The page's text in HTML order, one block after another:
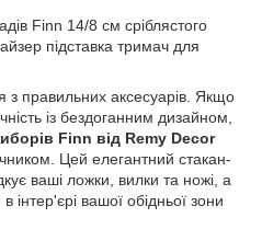
Finn 14/8 см сріблястого
підставка тримач для
з правильних аксесуарів. Якщо
із бездоганним дизайном,
Finn від Remy Decor
Цей елегантний стакан-
ваші ложки, вилки та ножі, а
вашої обідньої зони